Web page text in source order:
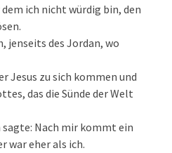
ich nicht würdig bin, den
jenseits des Jordan, wo
Jesus zu sich kommen und
das die Sünde der Welt
sagte: Nach mir kommt ein
war eher als ich.